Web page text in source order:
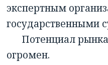
экспертным
государственными
Потенциал
огромен.